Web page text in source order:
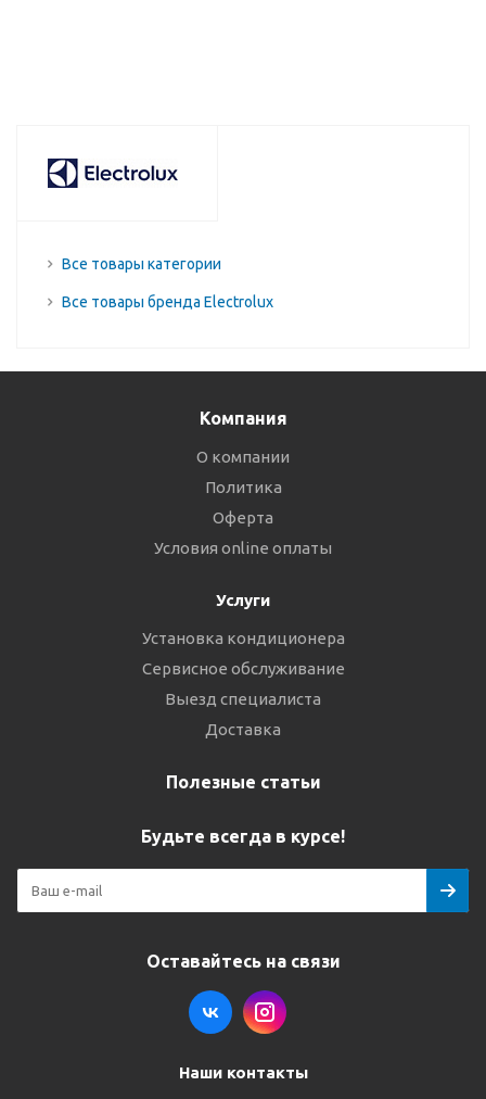
Все товары категории
Все товары бренда Electrolux
Компания
О компании
Политика
Оферта
Условия online оплаты
Услуги
Установка кондиционера
Сервисное обслуживание
Выезд специалиста
Доставка
Полезные статьи
Будьте всегда в курсе!
Оставайтесь на связи
Наши контакты